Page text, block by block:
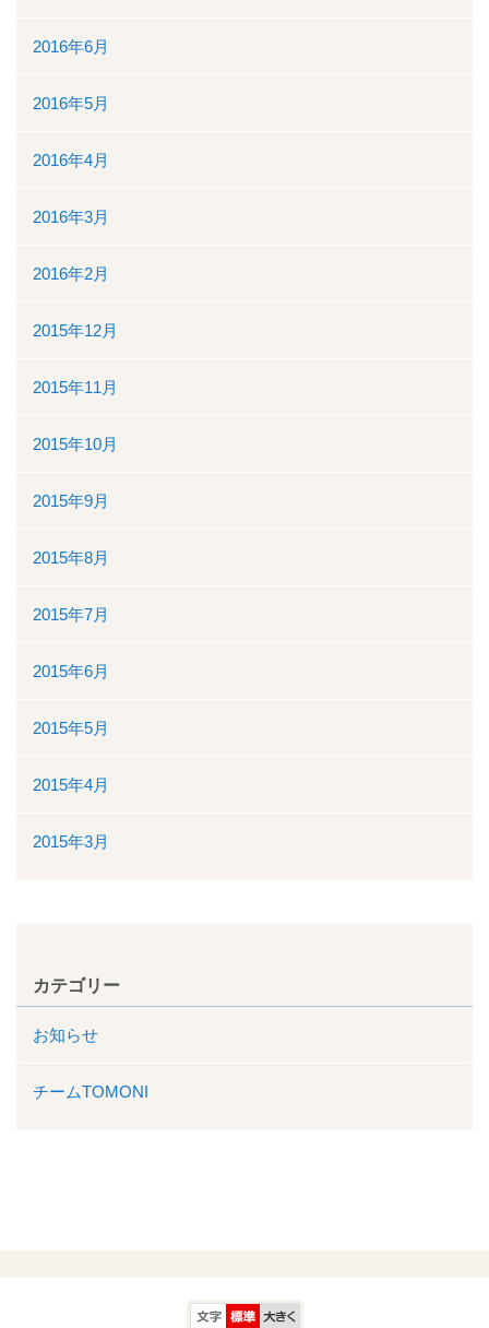
2016年6月
2016年5月
2016年4月
2016年3月
2016年2月
2015年12月
2015年11月
2015年10月
2015年9月
2015年8月
2015年7月
2015年6月
2015年5月
2015年4月
2015年3月
カテゴリー
お知らせ
チームTOMONI